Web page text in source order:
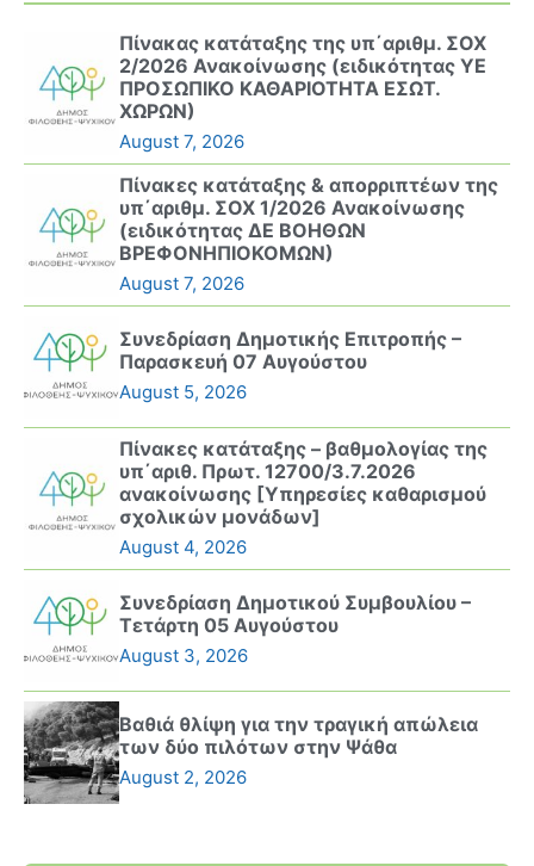
Πίνακας κατάταξης της υπ΄αριθμ. ΣΟΧ
2/2026 Ανακοίνωσης (ειδικότητας ΥΕ
ΠΡΟΣΩΠΙΚΟ ΚΑΘΑΡΙΟΤΗΤΑ ΕΣΩΤ.
ΧΩΡΩΝ)
August 7, 2026
Πίνακες κατάταξης & απορριπτέων της
υπ΄αριθμ. ΣΟΧ 1/2026 Ανακοίνωσης
(ειδικότητας ΔΕ ΒΟΗΘΩΝ
ΒΡΕΦΟΝΗΠΙΟΚΟΜΩΝ)
August 7, 2026
Συνεδρίαση Δημοτικής Επιτροπής –
Παρασκευή 07 Αυγούστου
August 5, 2026
Πίνακες κατάταξης – βαθμολογίας της
υπ΄αριθ. Πρωτ. 12700/3.7.2026
ανακοίνωσης [Υπηρεσίες καθαρισμού
σχολικών μονάδων]
August 4, 2026
Συνεδρίαση Δημοτικού Συμβουλίου –
Τετάρτη 05 Αυγούστου
August 3, 2026
Βαθιά θλίψη για την τραγική απώλεια
των δύο πιλότων στην Ψάθα
August 2, 2026